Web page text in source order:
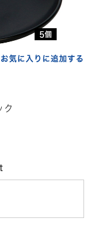
5個
お気に入りに追加する
ク